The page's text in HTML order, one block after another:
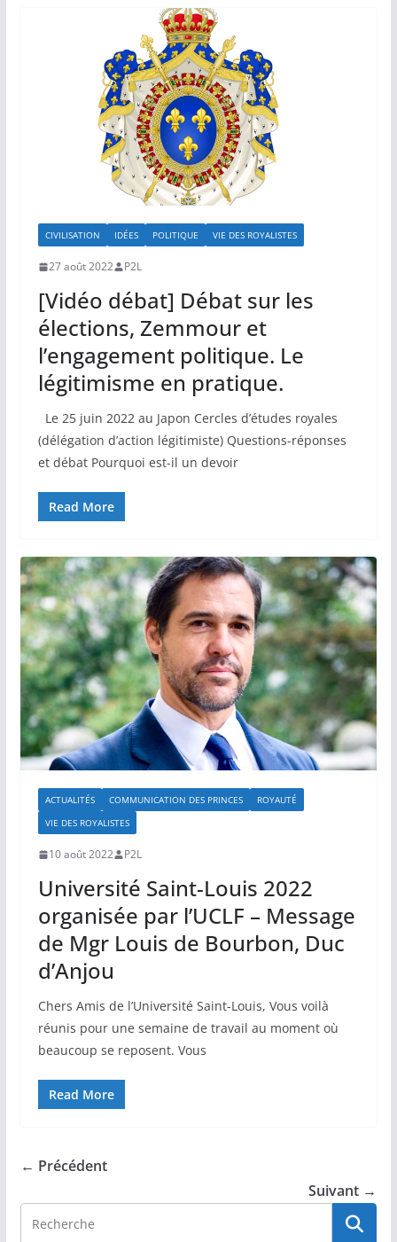
CIVILISATION IDÉES POLITIQUE VIE DES ROYALISTES
27 août 2022 P2L
[Vidéo débat] Débat sur les
élections, Zemmour et
l’engagement politique. Le
légitimisme en pratique.
Le 25 juin 2022 au Japon Cercles d’études royales
(délégation d’action légitimiste) Questions-réponses
et débat Pourquoi est-il un devoir
Read More
ACTUALITÉS COMMUNICATION DES PRINCES
ROYAUTÉ
VIE DES ROYALISTES
10 août 2022 P2L
Université Saint-Louis 2022
organisée par l’UCLF – Message
de Mgr Louis de Bourbon, Duc
d’Anjou
Chers Amis de l’Université Saint-Louis, Vous voilà
réunis pour une semaine de travail au moment où
beaucoup se reposent. Vous
Read More
← Précédent
Suivant →